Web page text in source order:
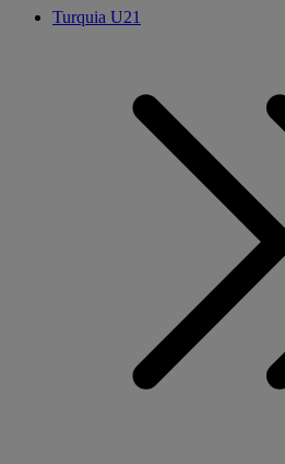
Turquia U21